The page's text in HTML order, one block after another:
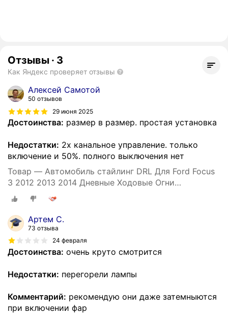
Отзывы · 3
Как Яндекс проверяет отзывы
Алексей Самотой
50 отзывов
29 июня 2025
Достоинства: размер в размер. простая установка
Недостатки: 2х канальное управление. только
включение и 50%. полного выключения нет
Товар — Автомобиль стайлинг DRL Для Ford Focus
3 2012 2013 2014 Дневные Ходовые Огни
Противотуманные фары крышка белый Дневной
Свет
Артем С.
73 отзыва
24 февраля
Достоинства: очень круто смотрится
Недостатки: перегорели лампы
Комментарий: рекомендую они даже затемныются
при включении фар